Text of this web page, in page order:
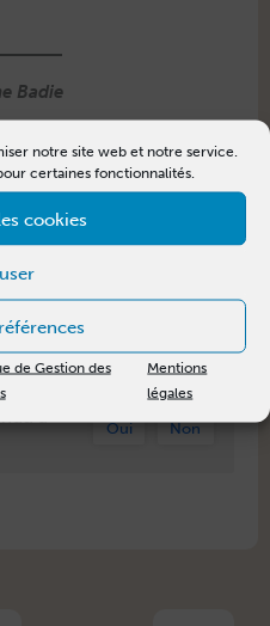
notre site web et notre service.
certaines fonctionnalités.
cookies
de Gestion des
Mentions
légales
Badie
:
clin­iques
référents en can­
à
Oui Non